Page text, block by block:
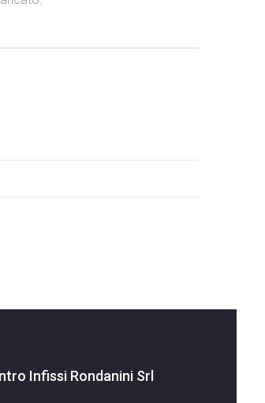
Infissi Rondanini Srl